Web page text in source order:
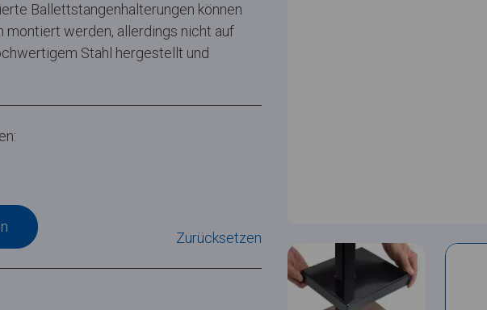
Ballettstangenhalterungen können
montiert werden, allerdings nicht auf
Stahl hergestellt und
Zurücksetzen